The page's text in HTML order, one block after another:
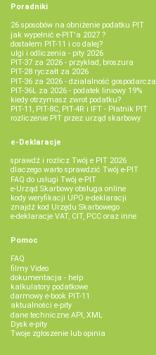
Poradniki
26 sposobów na obniżenie podatku PIT
jak wypełnić e-PIT'a 2027 ?
dostałem PIT-11 i co dalej?
ulgi i odliczenia - pity 2026
PIT-37 za 2026 - przykład, broszura
PIT-28 ryczałt za 2026
PIT-36 za 2026 - działalność gospodarcza
PIT-36L za 2026 - podatek liniowy 19%
kiedy otrzymasz zwrot podatku?
PIT-11, PIT-8C, PIT-4R i IFT - Płatnik PIT
rozliczenie PIT przez urząd skarbowy
e-Deklaracje
sprawdź i rozlicz Twój e PIT 2026
dlaczego warto sprawdzić Twój e-PIT
FAQ do usługi Twój e-PIT
e-Urząd Skarbowy obsługa online
kody weryfikacji UPO e-deklaracji
znajdź kod Urzędu Skarbowego
e-deklaracje VAT, CIT, PCC oraz inne
Pomoc
FAQ
filmy Video
dokumentacja - help
kalkulatory podatkowe
darmowy e-book PIT-11
aktualności e-pity
dane techniczne API, XML
Dysk e-pity
Twoje zgłoszenie lub opinia